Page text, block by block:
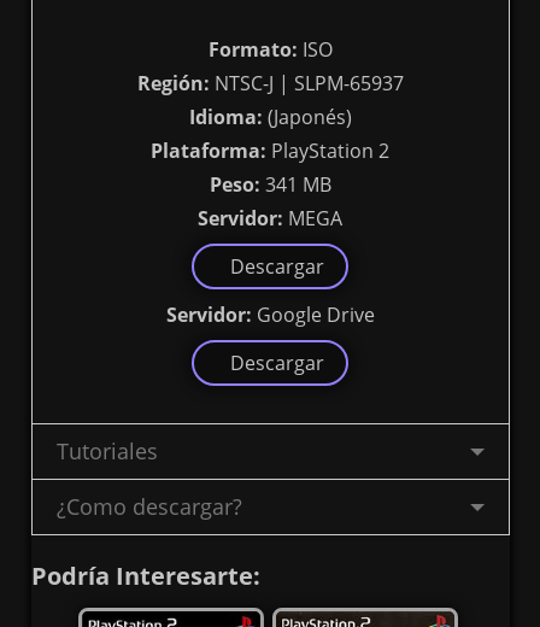
Formato: ISO
Región: NTSC-J | SLPM-65937
Idioma: (Japonés)
Plataforma: PlayStation 2
Peso: 341 MB
Servidor: MEGA
Descargar
Servidor: Google Drive
Descargar
Tutoriales
¿Como descargar?
Podría Interesarte: